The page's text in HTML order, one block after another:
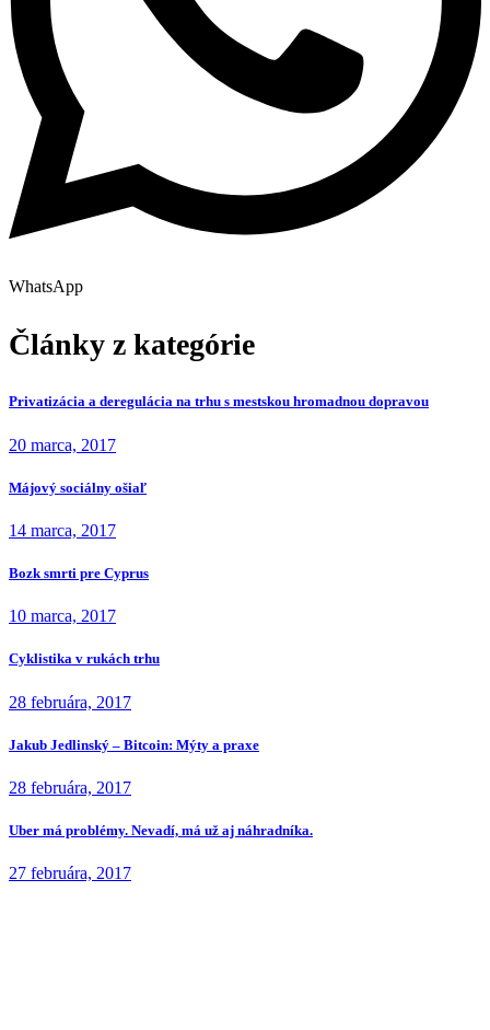
WhatsApp
Články z kategórie
Privatizácia a deregulácia na trhu s mestskou hromadnou dopravou
20 marca, 2017
Májový sociálny ošiaľ
14 marca, 2017
Bozk smrti pre Cyprus
10 marca, 2017
Cyklistika v rukách trhu
28 februára, 2017
Jakub Jedlinský – Bitcoin: Mýty a praxe
28 februára, 2017
Uber má problémy. Nevadí, má už aj náhradníka.
27 februára, 2017